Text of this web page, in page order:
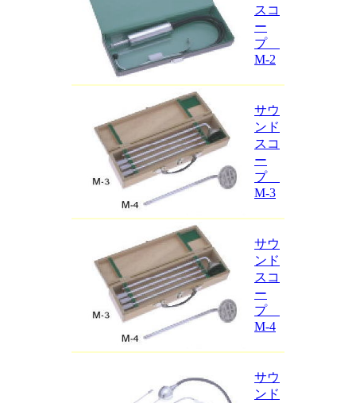
スコ
ー
プ
M-2
サウ
ンド
スコ
ー
プ
M-3
サウ
ンド
スコ
ー
プ
M-4
サウ
ンド